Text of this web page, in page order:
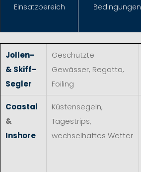
Einsatzbereich Bedingungen
Jollen-
& Skiff-
Segler
Geschützte
Gewässer, Regatta,
Foiling
Coastal
&
Inshore
Küstensegeln,
Tagestrips,
wechselhaftes Wetter